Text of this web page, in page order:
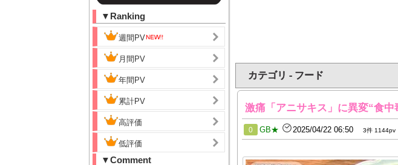
▼Ranking
週間PV
月間PV
年間PV
累計PV
高評価
低評価
▼Comment
カテゴリ - フード
激痛「アニサキス」に異変“食
0 GB★ 2025/04/22 06:50 3件 1144pv